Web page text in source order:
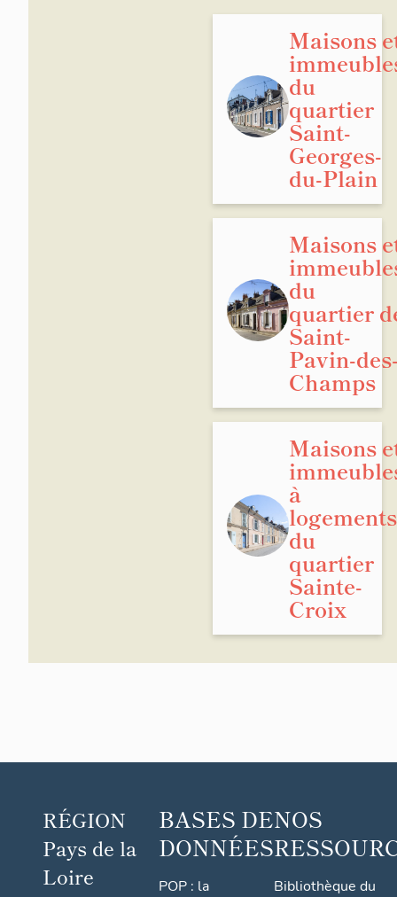
Maisons
du
quartier
Saint-
Georges-
du-Plain
Maisons
du
quartier
Saint-
Pavin-
Champs
Maisons
à
logements
du
quartier
Sainte-
Croix
RÉGION
Pays de la
Loire
BASES DE
DONNÉES
POP : la
NOS
Bibliothèque du